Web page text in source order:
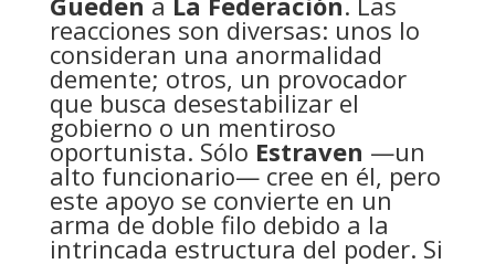
reacciones son diversas: unos lo
consideran una anormalidad
demente; otros, un provocador
que busca desestabilizar el
gobierno o un mentiroso
oportunista. Sólo Estraven —un
alto funcionario— cree en él, pero
este apoyo se convierte en un
arma de doble filo debido a la
intrincada estructura del poder. Si